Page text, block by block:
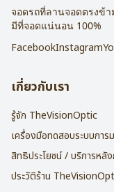
จอดรถที่ลานจอดตรงข้
มีที่จอดแน่นอน 100%
FacebookInstagram
เกี่ยวกับเรา
รู้จัก TheVisionOptic
เครื่องมือทดสอบระบบการ
สิทธิประโยชน์ / บริการหลัง
ประวัติร้าน